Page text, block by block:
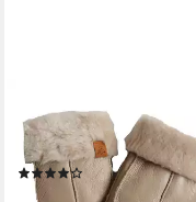
Fäustlinge Lammfellfäustel
nappa
(4)
29,99 €